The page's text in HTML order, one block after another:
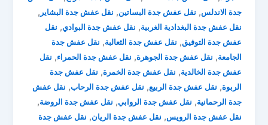
جدة الاندلس, نقل عفش جدة البساتين, نقل عفش جدة البشاير ,
نقل عفش جدة البغدادية الغربية, نقل عفش جدة البوادي, نقل
عفش جدة التوفيق, نقل عفش جدة الثعالبة, نقل عفش جدة
الجامعة, نقل عفش جدة الجوهرة, نقل عفش جدة الحمراء, نقل
عفش جدة الخالدية, نقل عفش جدة الخمرة, نقل عفش جدة
الربوة, نقل عفش جدة الربيع, نقل عفش جدة الرحاب, نقل عفش
جدة الرحمانية, نقل عفش جدة الروابي, نقل عفش جدة الروضة,
نقل عفش جدة الرويس, نقل عفش جدة الريان, نقل عفش جدة